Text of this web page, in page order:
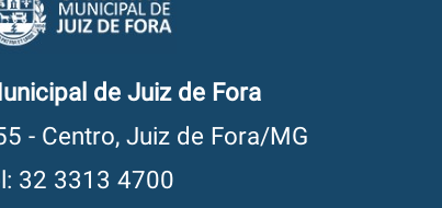
de Juiz de Fora
- Centro, Juiz de Fora/MG
32 3313 4700